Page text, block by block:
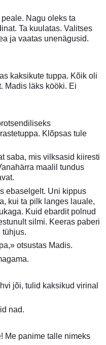
Nagu oleks ta
Ta kuulatas. Valitses
ja vaatas unenägusid.
kaksikute tuppa. Kõik oli
Madis läks kööki. Ei
Klõpsas tule
saba, mis vilksasid kiiresti
maalil tundus
ebaselgelt. Uni kippus
kui ta pilk langes lauale,
Kuid ebardit polnud
silmi. Keeras paberi
tühjus.
otsustas Madis.
jõi, tulid kaksikud virinal
nad.
Me panime talle nimeks